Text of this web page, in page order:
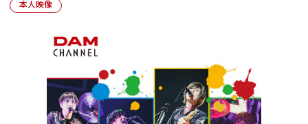
本人映像